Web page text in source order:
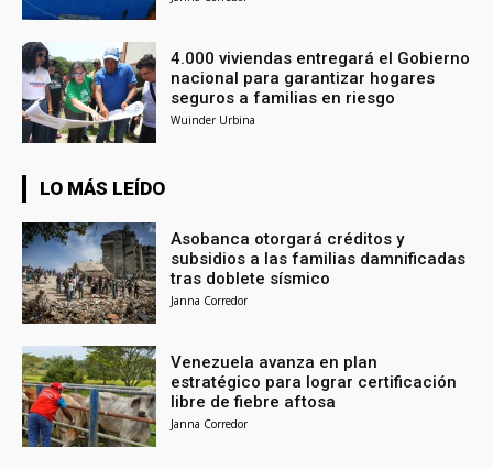
4.000 viviendas entregará el Gobierno
nacional para garantizar hogares
seguros a familias en riesgo
Wuinder Urbina
LO MÁS LEÍDO
Asobanca otorgará créditos y
subsidios a las familias damnificadas
tras doblete sísmico
Janna Corredor
Venezuela avanza en plan
estratégico para lograr certificación
libre de fiebre aftosa
Janna Corredor